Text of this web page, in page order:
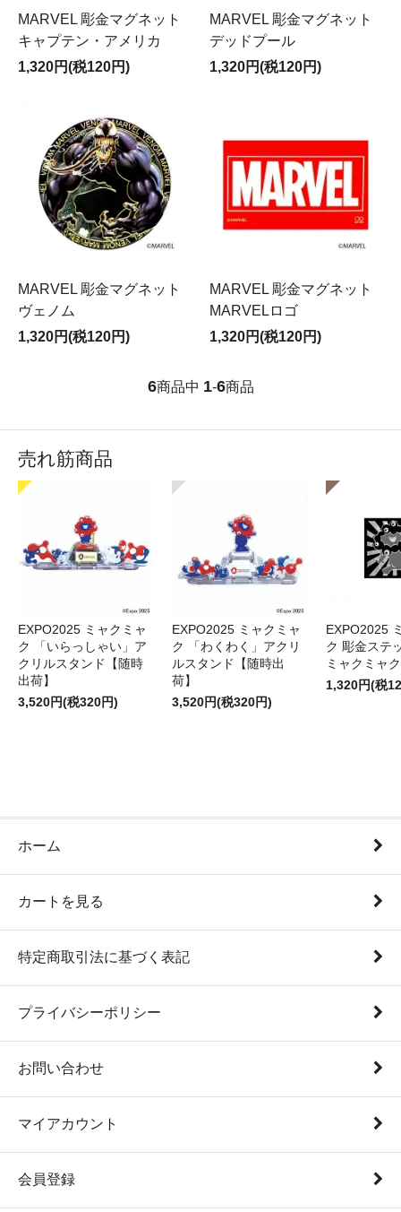
MARVEL 彫金マグネット
キャプテン・アメリカ
1,320円(税120円)
MARVEL 彫金マグネット
デッドプール
1,320円(税120円)
MARVEL 彫金マグネット
ヴェノム
1,320円(税120円)
MARVEL 彫金マグネット
MARVELロゴ
1,320円(税120円)
6商品中 1-6商品
売れ筋商品
EXPO2025 ミャクミャ
ク 「いらっしゃい」ア
クリルスタンド【随時
出荷】
3,520円(税320円)
EXPO2025 ミャクミャ
ク 「わくわく」アクリ
ルスタンド【随時出
荷】
3,520円(税320円)
EXPO2025
ク 彫金ステ
ミャクミャク
1,320円(税
ホーム
カートを見る
特定商取引法に基づく表記
プライバシーポリシー
お問い合わせ
マイアカウント
会員登録